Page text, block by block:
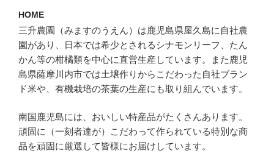
HOME
三升農園（みますのうえん）は鹿児島県屋久島に自社農
園があり、日本では希少とされるシナモンリーフ、たん
かん等の柑橘類を中心に直営生産しています。また鹿児
島県薩摩川内市では土壌作りからこだわった自社ブラン
ド米や、有機栽培の茶葉の生産にも取り組んでいます。
南国鹿児島には、おいしい特産品がたくさんあります。
頑固に（一刻者達が）こだわって作られている特別な商
品を頑固に厳選して皆様にお届けしています。